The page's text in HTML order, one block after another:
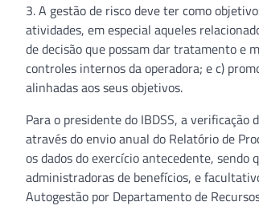
3. A gestão de risco deve ter como
atividades, em especial aqueles
de decisão que possam dar tratamento e
controles internos da operadora; e c)
alinhadas aos seus objetivos.
Para o presidente do IBDSS, a
através do envio anual do Relatório de
os dados do exercício antecedente,
administradoras de benefícios, e
Autogestão por Departamento de